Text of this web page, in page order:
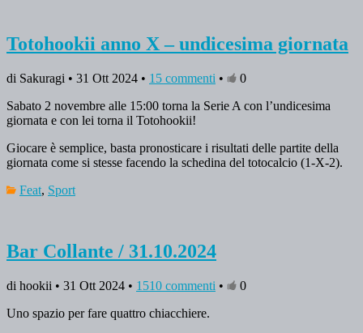
Totohookii anno X – undicesima giornata
di Sakuragi • 31 Ott 2024 • 15 commenti •
0
Sabato 2 novembre alle 15:00 torna la Serie A con l’undicesima
giornata e con lei torna il Totohookii!
Giocare è semplice, basta pronosticare i risultati delle partite della
giornata come si stesse facendo la schedina del totocalcio (1-X-2).
Feat, Sport
Bar Collante / 31.10.2024
di hookii • 31 Ott 2024 • 1510 commenti •
0
Uno spazio per fare quattro chiacchiere.